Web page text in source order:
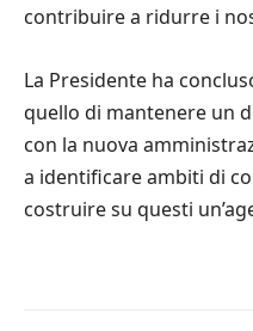
contribuire a ridurre i
La Presidente ha
quello di mantenere un
con la nuova
a identificare ambiti di
costruire su questi